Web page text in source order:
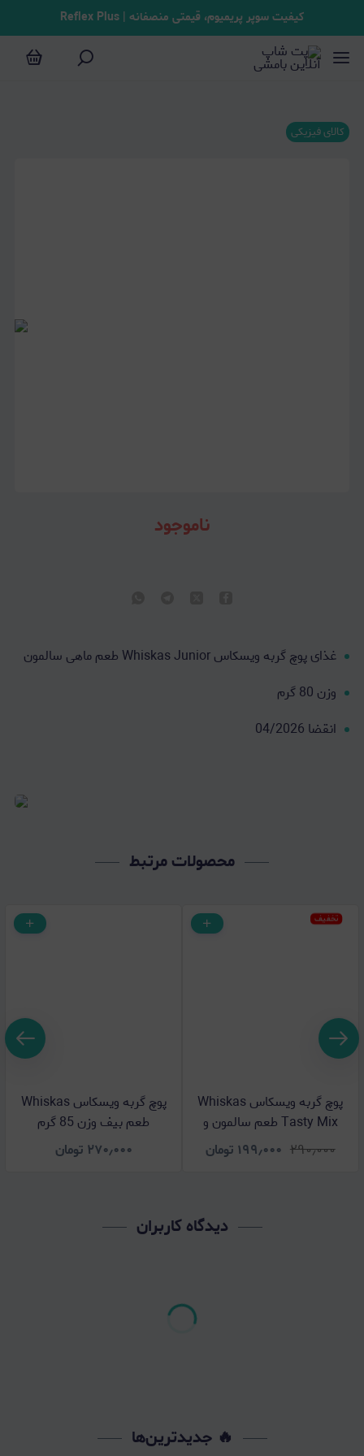
کیفیت سوپر پریمیوم، قیمتی منصفانه | Reflex Plus
کالای فیزیکی
ناموجود
غذای پوچ گربه ویسکاس Whiskas Junior طعم ماهی سالمون
وزن 80 گرم
انقضا 04/2026
محصولات مرتبط
تخفیف
پوچ گربه ویسکاس Whiskas
Tasty Mix طعم سالمون و
هویج وزن 85 گرم۲۹۰٫۰۰۰ ۱۹۹٫۰۰۰ تومان
پوچ گربه ویسکاس Whiskas
طعم بیف وزن 85 گرم
۲۷۰٫۰۰۰ تومان
دیدگاه کاربران
🔥 جدیدترین‌ها